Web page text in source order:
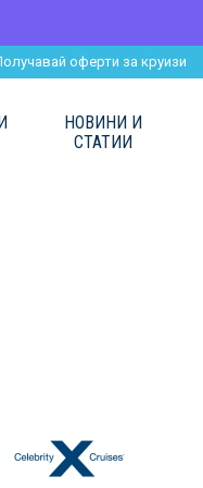
оферти за круизи
НОВИНИ И
СТАТИИ